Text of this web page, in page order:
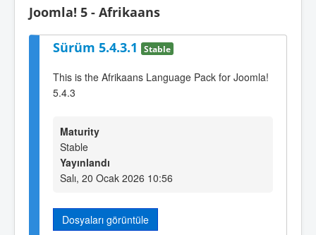
Joomla! 5 - Afrikaans
Sürüm 5.4.3.1 Stable
This is the Afrikaans Language Pack for Joomla!
5.4.3
Maturity
Stable
Yayınlandı
Salı, 20 Ocak 2026 10:56
Dosyaları görüntüle